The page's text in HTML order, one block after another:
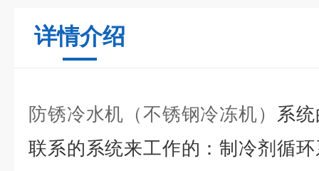
详情介绍
防锈冷水机（不锈钢冷冻机） 系
联系的系统来工作的：制冷剂循